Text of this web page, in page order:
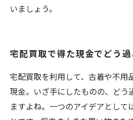
いましょう。
宅配買取で得た現金でどう過
宅配買取を利用して、古着や不用
現金。いざ手にしたものの、どう
ますよね。一つのアイデアとして